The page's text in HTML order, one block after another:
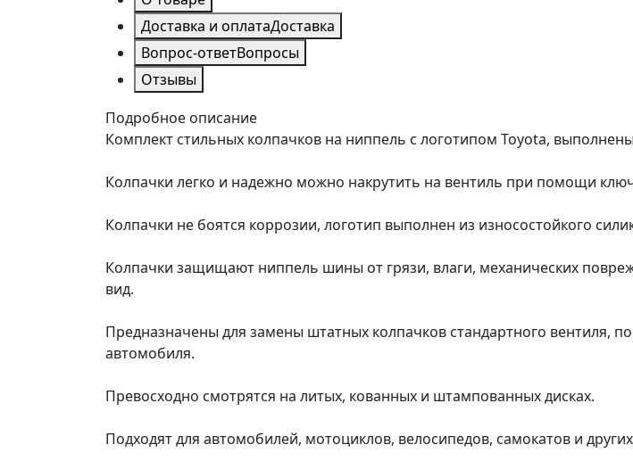
Доставка и оплатаДоставка
Вопрос-ответВопросы
Отзывы
Подробное описание
Комплект стильных колпачков на ниппель с логотипом Toyota,
Колпачки легко и надежно можно накрутить на вентиль при помощи
Колпачки не боятся коррозии, логотип выполнен из износостойкого
Колпачки защищают ниппель шины от грязи, влаги, механических
вид.
Предназначены для замены штатных колпачков стандартного вентиля,
автомобиля.
Превосходно смотрятся на литых, кованных и штампованных дисках.
Подходят для автомобилей, мотоциклов, велосипедов, самокатов и